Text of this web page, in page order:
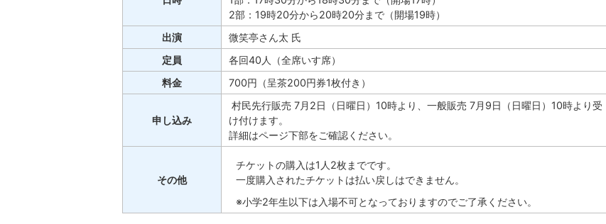
2部：19時20分から20時20分まで（開場19時）
出演
微笑亭さん太 氏
定員
各回40人（全席いす席）
料金
700円（呈茶200円券1枚付き）
申し込み
村民先行販売 7月2日（日曜日）10時より、一般販売 7月9日（日曜日）10時より受
け付けます。
詳細はページ下部をご確認ください。
その他
チケットの購入は1人2枚までです。
一度購入されたチケットは払い戻しはできません。
※小学2年生以下は入場不可となっておりますのでご了承ください。